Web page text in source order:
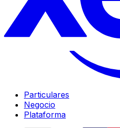
Particulares
Negocio
Plataforma